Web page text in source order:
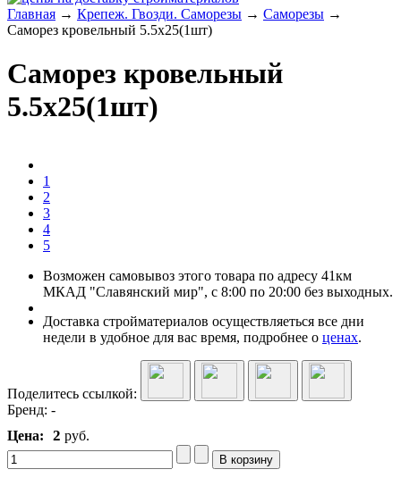
Главная → Крепеж. Гвозди. Саморезы → Саморезы →
Саморез кровельный 5.5x25(1шт)
Саморез кровельный
5.5x25(1шт)
1
2
3
4
5
Возможен самовывоз этого товара по адресу 41км
МКАД "Славянский мир", с 8:00 по 20:00 без выходных.
Доставка стройматериалов осуществляеться все дни
недели в удобное для вас время, подробнее о ценах.
Поделитесь ссылкой:
Бренд: -
Цена:
2 руб.